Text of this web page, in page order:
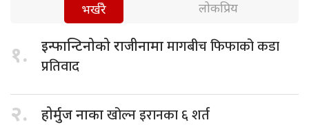
भर्खरै लोकप्रिय
१. इन्फान्टिनोको राजीनामामागबीच फिफाको कडा
प्रतिवाद
२. होर्मुज नाकाखोल्न इरानका ६ शर्त